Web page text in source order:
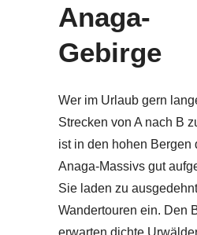
Anaga-
Gebirge
Wer im Urlaub gern
Strecken von A nach B
ist in den hohen Bergen
Anaga-Massivs gut
Sie laden zu
Wandertouren ein. Den
erwarten dichte